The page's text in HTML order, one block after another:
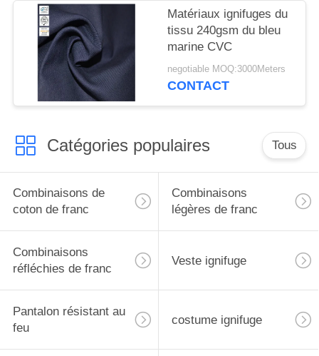
Matériaux ignifuges du
tissu 240gsm du bleu
marine CVC
negotiable MOQ:3000Meters
CONTACT
Catégories populaires Tous
Combinaisons de
coton de franc
Combinaisons
légères de franc
Combinaisons
réfléchies de franc
Veste ignifuge
Pantalon résistant au
feu
costume ignifuge